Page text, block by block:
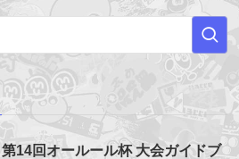
第14回オールール杯 大会ガイドブ